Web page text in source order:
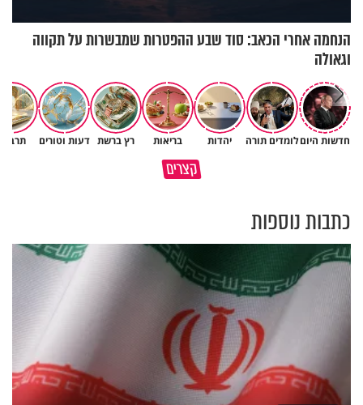
הנחמה אחרי הכאב: סוד שבע ההפטרות שמבשרות על תקווה
וגאולה
חדשות היוםלומדים תורה יהדות בריאות רץ ברשת דעות וטורים
קצרים
מי שאמר והיה העולם זה אבא
כתבות נוספות